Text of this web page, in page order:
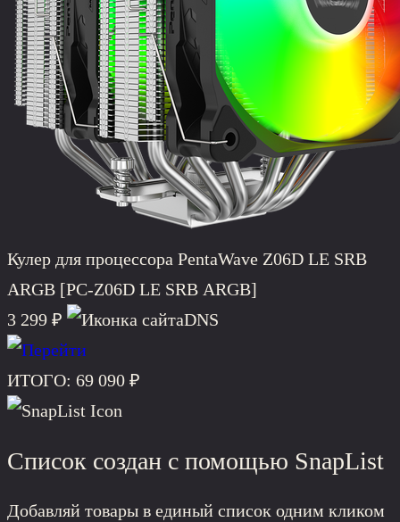
Кулер для процессора PentaWave Z06D LE SRB
ARGB [PC-Z06D LE SRB ARGB]
3 299 ₽
DNS
ИТОГО: 69 090 ₽
Список создан с помощью SnapList
Добавляй товары в единый список одним кликом